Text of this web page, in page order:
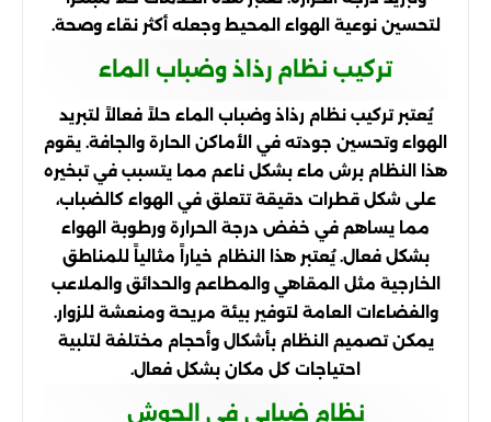
لتحسين نوعية الهواء المحيط وجعله أكثر نقاء وصحة.
تركيب نظام رذاذ وضباب الماء
يُعتبر تركيب نظام رذاذ وضباب الماء حلاً فعالاً لتبريد
الهواء وتحسين جودته في الأماكن الحارة والجافة. يقوم
هذا النظام برش ماء بشكل ناعم مما يتسبب في تبخيره
على شكل قطرات دقيقة تتعلق في الهواء كالضباب،
مما يساهم في خفض درجة الحرارة ورطوبة الهواء
بشكل فعال. يُعتبر هذا النظام خياراً مثالياً للمناطق
الخارجية مثل المقاهي والمطاعم والحدائق والملاعب
والفضاءات العامة لتوفير بيئة مريحة ومنعشة للزوار.
يمكن تصميم النظام بأشكال وأحجام مختلفة لتلبية
احتياجات كل مكان بشكل فعال.
نظام ضبابي في الحوش